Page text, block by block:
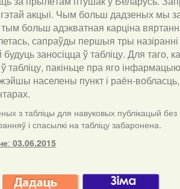
акцыі. Чым больш дадзеных мы
больш адэкватная карціна
сапраўды першыя тры
заносіцца ў табліцу. Для таго,
табліцу, пакіньце пра яго
населены пункт і раён-
.
з табліцы для навуковых публікацый без
і спасылкі на табліцу забаронена.
: 03.06.2015